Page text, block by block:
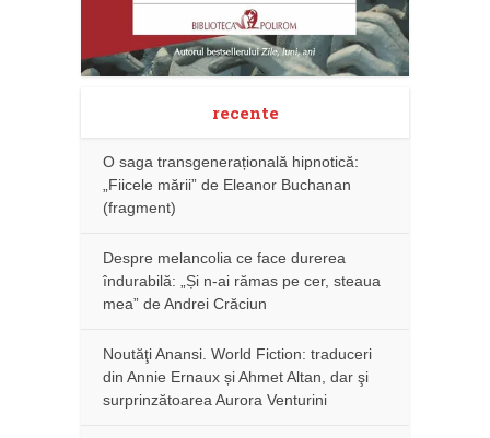
recente
O saga transgenerațională hipnotică:
„Fiicele mării” de Eleanor Buchanan
(fragment)
Despre melancolia ce face durerea
îndurabilă: „Și n-ai rămas pe cer, steaua
mea” de Andrei Crăciun
Noutăţi Anansi. World Fiction: traduceri
din Annie Ernaux și Ahmet Altan, dar şi
surprinzătoarea Aurora Venturini